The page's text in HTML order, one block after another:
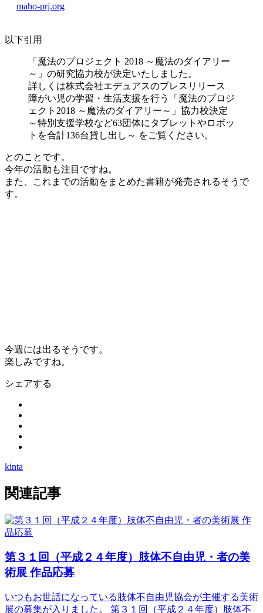
maho-prj.org
以下引用
「魔法のプロジェクト 2018 ～魔法のダイアリー
～」の研究協力校が決定いたしました。
詳しくは株式会社エデュアスのプレスリリース
障がい児の学習・生活支援を行う「魔法のプロジ
ェクト2018 ～魔法のダイアリー～」協力校決定
～特別支援学校など63団体にタブレットやロボッ
トを合計136台貸し出し～ をご覧ください。
とのことです。
今年の活動も注目ですね。
また、これまでの活動をまとめた書籍が発売されるそうで
す。
今週には出るそうです。
楽しみですね。
シェアする
kinta
関連記事
第３１回（平成２４年度）肢体不自由児・者の美
術展 作品応募
いつもお世話になっている肢体不自由児協会が主催する美術
展の募集が入りました。 第３１回（平成２４年度）肢体不